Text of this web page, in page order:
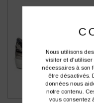
Nous utilisons
visiter et d'utiliser
nécessaires à son
être désactivés.
données nous
notre contenu.
vous consentez